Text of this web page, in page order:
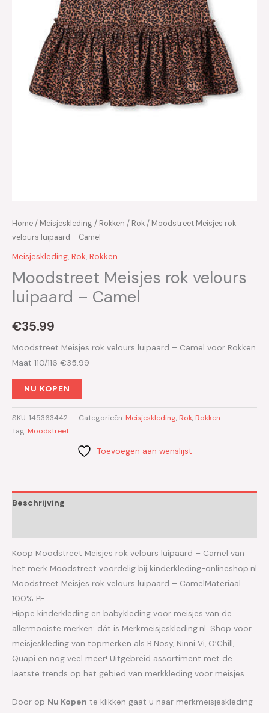
Home/ Meisjeskleding/ Rokken / Rok/ Moodstreet Meisjes rok
velours luipaard – Camel
Meisjeskleding, Rok, Rokken
Moodstreet Meisjes rok velours
luipaard – Camel
€35.99
Moodstreet Meisjes rok velours luipaard – Camel voor Rokken
Maat 110/116 €35.99
NU KOPEN
SKU:145363442 Categorieën: Meisjeskleding, Rok, Rokken
Tag: Moodstreet
Toevoegen aan wenslijst
Beschrijving
Koop Moodstreet Meisjes rok velours luipaard – Camel van
het merk Moodstreet voordelig bij kinderkleding-onlineshop.nl
Moodstreet Meisjes rok velours luipaard – CamelMateriaal
100% PE
Hippe kinderkleding en babykleding voor meisjes van de
allermooiste merken: dát is Merkmeisjeskleding.nl. Shop voor
meisjeskleding van topmerken als B.Nosy, Ninni Vi, O’Chill,
Quapi en nog veel meer! Uitgebreid assortiment met de
laatste trends op het gebied van merkkleding voor meisjes.
Door op Nu Kopen te klikken gaat u naar merkmeisjeskleding